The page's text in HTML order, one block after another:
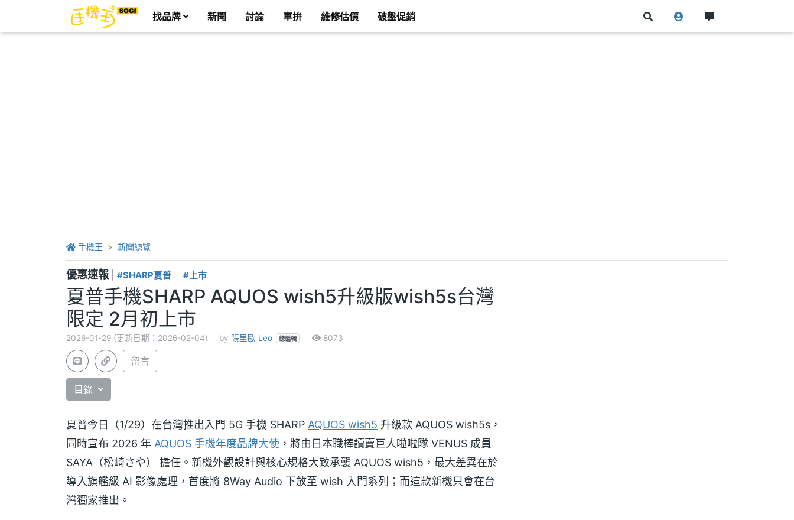
找品牌 新聞 討論 車拚 維修估價 破盤促銷
手機王 新聞總覽
優惠速報 #SHARP夏普 #上市
夏普手機SHARP AQUOS wish5升級版wish5s台灣
限定 2月初上市
2026-01-29 (更新日期：2026-02-04) by 張里歐 Leo 總編輯 8073
留言
目錄
夏普今日（1/29）在台灣推出入門 5G 手機 SHARP AQUOS wish5 升級款 AQUOS wish5s，
同時宣布 2026 年 AQUOS 手機年度品牌大使 ，將由日本職棒讀賣巨人啦啦隊 VENUS 成員
SAYA（松崎さや） 擔任。新機外觀設計與核心規格大致承襲 AQUOS wish5，最大差異在於
導入旗艦級 AI 影像處理，首度將 8Way Audio 下放至 wish 入門系列；而這款新機只會在台
灣獨家推出。